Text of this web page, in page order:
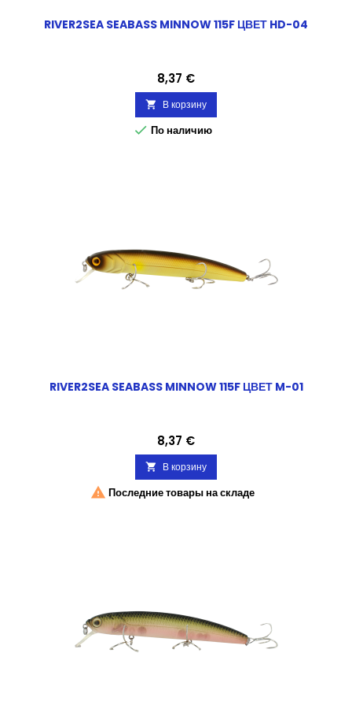
RIVER2SEA SEABASS MINNOW 115F ЦВЕТ HD-04
Цена
8,37 €
 В корзину
 По наличию
RIVER2SEA SEABASS MINNOW 115F ЦВЕТ M-01
Цена
8,37 €
 В корзину
 Последние товары на складе